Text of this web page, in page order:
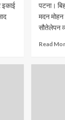
इकाई
पटना।
मदन मोहन
सौतेलेपन
Read